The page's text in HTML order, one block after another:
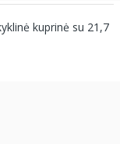
kuprinė su 21,7